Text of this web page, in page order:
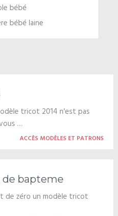
bébé
bébé laine
tricot 2014 n'est pas
…
ACCÈS MODÈLES ET PATRONS
bapteme
de zéro un modèle tricot